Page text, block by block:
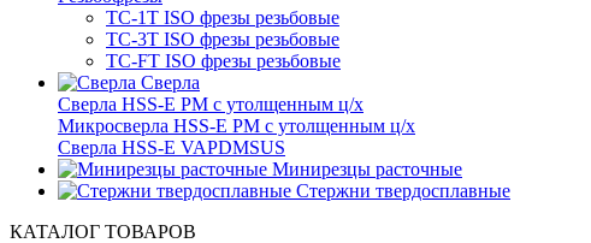
TC-1T ISO фрезы резьбовые
TC-3T ISO фрезы резьбовые
TC-FT ISO фрезы резьбовые
Сверла
Cверла HSS-E PM c утолщенным ц/х
Микросверла HSS-E PM c утолщенным ц/х
Сверла HSS-E VAPDMSUS
Минирезцы расточные
Cтержни твердосплавные
КАТАЛОГ ТОВАРОВ